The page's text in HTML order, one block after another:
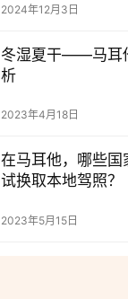
2024年12月3日
冬湿夏干——马耳
析
2023年4月18日
在马耳他，哪些国
试换取本地驾照？
2023年5月15日